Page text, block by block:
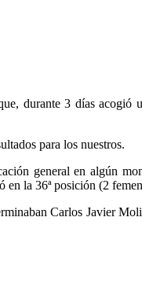
durante 3 días acogió
para los nuestros.
general en algún
en la 36ª posición (2
Carlos Javier